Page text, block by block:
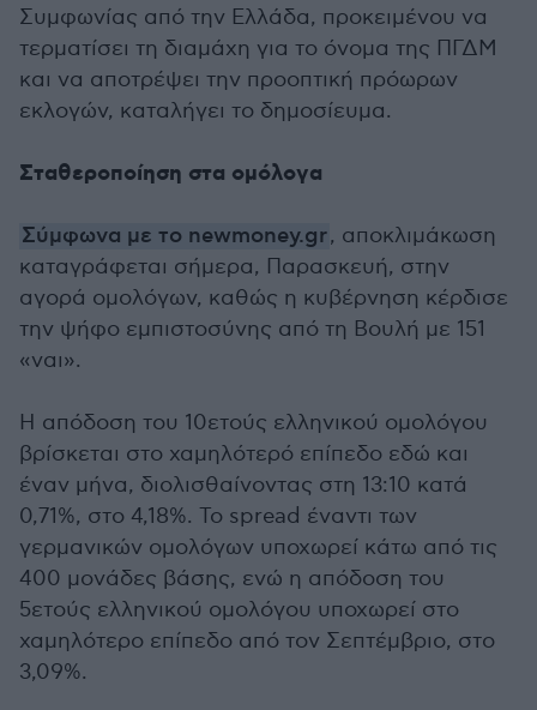
Συμφωνίας από την Ελλάδα, προκειμένου να
τερματίσει τη διαμάχη για το όνομα της ΠΓΔΜ
και να αποτρέψει την προοπτική πρόωρων
εκλογών, καταλήγει το δημοσίευμα.
Σταθεροποίηση στα ομόλογα
Σύμφωνα με το newmoney.gr, αποκλιμάκωση
καταγράφεται σήμερα, Παρασκευή, στην
αγορά ομολόγων, καθώς η κυβέρνηση κέρδισε
την ψήφο εμπιστοσύνης από τη Βουλή με 151
«ναι».
Η απόδοση του 10ετούς ελληνικού ομολόγου
βρίσκεται στο χαμηλότερό επίπεδο εδώ και
έναν μήνα, διολισθαίνοντας στη 13:10 κατά
0,71%, στο 4,18%. Το spread έναντι των
γερμανικών ομολόγων υποχωρεί κάτω από τις
400 μονάδες βάσης, ενώ η απόδοση του
5ετούς ελληνικού ομολόγου υποχωρεί στο
χαμηλότερο επίπεδο από τον Σεπτέμβριο, στο
3,09%.